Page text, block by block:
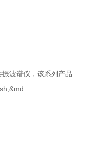
波谱仪，该系列产品